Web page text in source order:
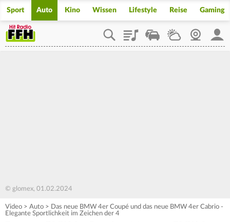
Sport Auto Kino Wissen Lifestyle Reise Gaming
PlaylistStaupilotWetterWebcam
© glomex, 01.02.2024
Video > Auto > Das neue BMW 4er Coupé und das neue BMW 4er Cabrio -
Elegante Sportlichkeit im Zeichen der 4